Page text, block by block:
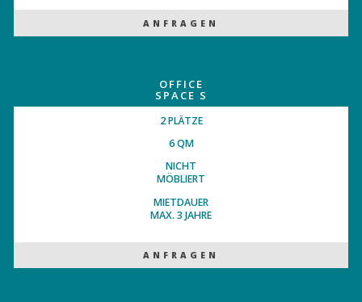
ANFRAGEN
OFFICE
SPACE S
2 PLÄTZE
6 QM
NICHT
MÖBLIERT
MIETDAUER
MAX. 3 JAHRE
ANFRAGEN